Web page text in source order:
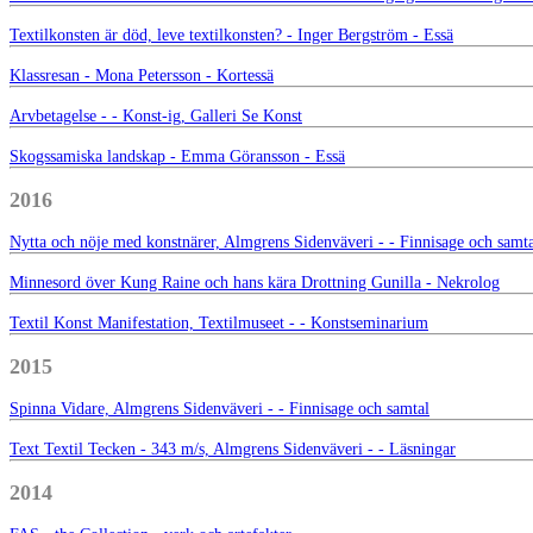
Textilkonsten är död, leve textilkonsten? - Inger Bergström - Essä
Klassresan - Mona Petersson - Kortessä
Arvbetagelse - - Konst-ig, Galleri Se Konst
Skogssamiska landskap - Emma Göransson - Essä
2016
Nytta och nöje med konstnärer, Almgrens Sidenväveri - - Finnisage och
Minnesord över Kung Raine och hans kära Drottning Gunilla - Nekrolog
Textil Konst Manifestation, Textilmuseet - - Konstseminarium
2015
Spinna Vidare, Almgrens Sidenväveri - - Finnisage och samtal
Text Textil Tecken - 343 m/s, Almgrens Sidenväveri - - Läsningar
2014